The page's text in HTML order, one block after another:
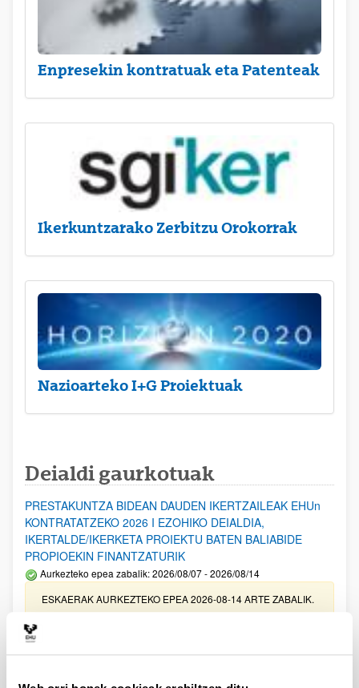
Enpresekin kontratuak eta Patenteak
Ikerkuntzarako Zerbitzu Orokorrak
Nazioarteko I+G Proiektuak
Deialdi gaurkotuak
PRESTAKUNTZA BIDEAN DAUDEN IKERTZAILEAK EHUn
KONTRATATZEKO 2026 I EZOHIKO DEIALDIA,
IKERTALDE/IKERKETA PROIEKTU BATEN BALIABIDE
PROPIOEKIN FINANTZATURIK
Aurkezteko epea zabalik: 2026/08/07 - 2026/08/14
ESKAERAK AURKEZTEKO EPEA 2026-08-14 ARTE ZABALIK.
UPV/EHUn Azpiegitura Zientifikoa eta Funts Bibliografikoak
erosi eta berritzeko laguntzak 2026